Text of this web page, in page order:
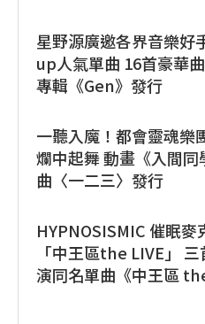
星野源廣邀各界音樂好
up人氣單曲 16首豪華
專輯《Gen》發行
一聽入魔！都會靈魂
爛中起舞 動畫《入間
曲〈一二三〉發行
HYPNOSISMIC 催眠
「中王區the LIVE」
演同名單曲《中王區